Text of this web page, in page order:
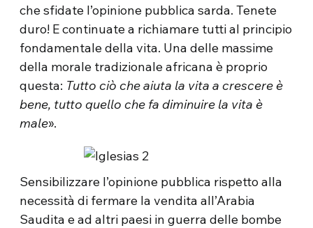
che sfidate l’opinione pubblica sarda. Tenete
duro! E continuate a richiamare tutti al principio
fondamentale della vita. Una delle massime
della morale tradizionale africana è proprio
questa: Tutto ciò che aiuta la vita a crescere è
bene, tutto quello che fa diminuire la vita è
male».
Sensibilizzare l’opinione pubblica rispetto alla
necessità di fermare la vendita all’Arabia
Saudita e ad altri paesi in guerra delle bombe